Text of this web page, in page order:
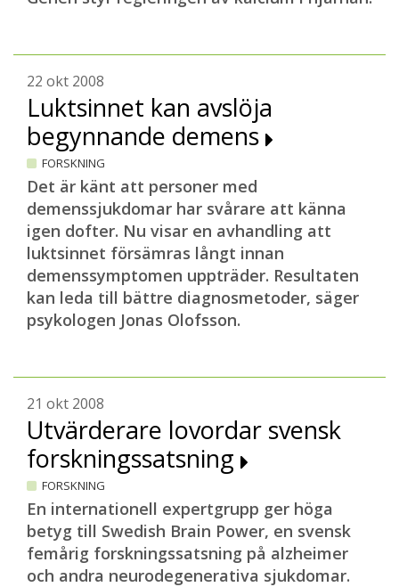
22 okt 2008
Luktsinnet kan avslöja
begynnande demens
FORSKNING
Det är känt att personer med
demenssjukdomar har svårare att känna
igen dofter. Nu visar en avhandling att
luktsinnet försämras långt innan
demenssymptomen uppträder. Resultaten
kan leda till bättre diagnosmetoder, säger
psykologen Jonas Olofsson.
21 okt 2008
Utvärderare lovordar svensk
forskningssatsning
FORSKNING
En internationell expertgrupp ger höga
betyg till Swedish Brain Power, en svensk
femårig forskningssatsning på alzheimer
och andra neurodegenerativa sjukdomar.